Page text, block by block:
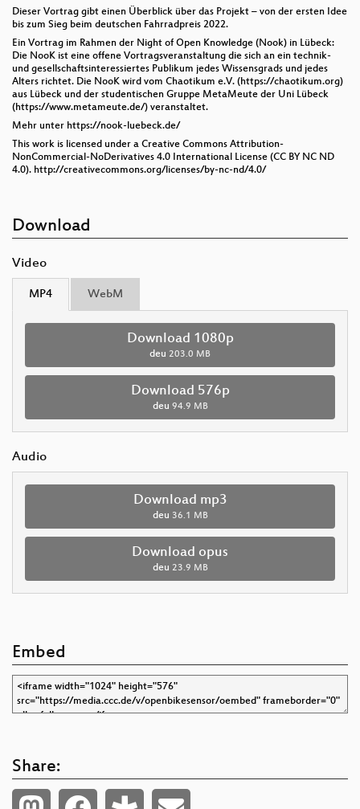
Dieser Vortrag gibt einen Überblick über das Projekt – von der ersten Idee
bis zum Sieg beim deutschen Fahrradpreis 2022.
Ein Vortrag im Rahmen der Night of Open Knowledge (Nook) in Lübeck:
Die NooK ist eine offene Vortragsveranstaltung die sich an ein technik-
und gesellschaftsinteressiertes Publikum jedes Wissensgrads und jedes
Alters richtet. Die NooK wird vom Chaotikum e.V. (https://chaotikum.org)
aus Lübeck und der studentischen Gruppe MetaMeute der Uni Lübeck
(https://www.metameute.de/) veranstaltet.
Mehr unter https://nook-luebeck.de/
This work is licensed under a Creative Commons Attribution-
NonCommercial-NoDerivatives 4.0 International License (CC BY NC ND
4.0). http://creativecommons.org/licenses/by-nc-nd/4.0/
Download
Video
MP4 WebM
Download 1080p
deu 203.0 MB
Download 576p
deu 94.9 MB
Audio
Download mp3
deu 36.1 MB
Download opus
deu 23.9 MB
Embed
Share: